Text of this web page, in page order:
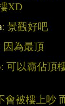
XD
: 景觀好吧
因為最頂
: 可以霸佔頂
會被樓上吵